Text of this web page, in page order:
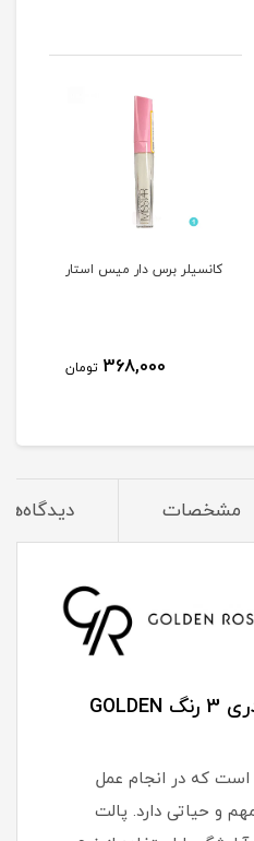
کانسیلر برس دار میس استار
368,000 تومان
مشخصات دیدگاه‌ها
معرفی پالت کانتور پودری 3 رنگ GOLDEN
است که در انجام عمل
و حیاتی دارد. پالت